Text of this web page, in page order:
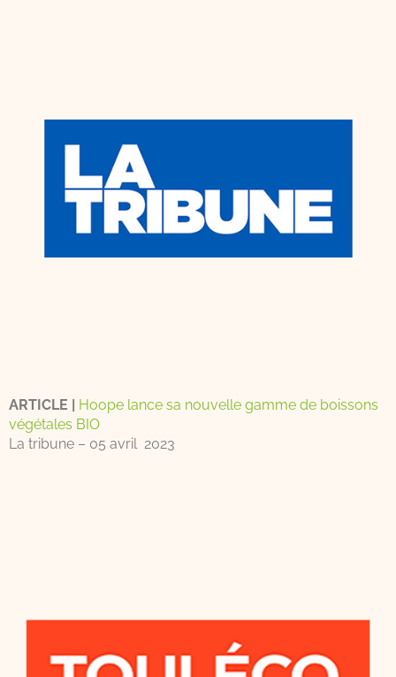
ARTICLE | Hoope lance sa nouvelle gamme de boissons
végétales BIO
La tribune – 05 avril 2023